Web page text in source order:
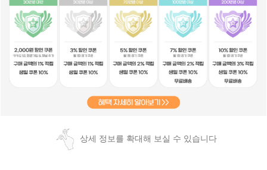
상세 정보를 확대해 보실 수 있습니다